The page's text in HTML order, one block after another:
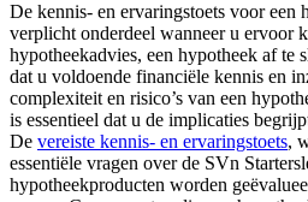
De kennis- en ervaringstoets voor een
verplicht onderdeel wanneer u ervoor
hypotheekadvies, een hypotheek af te
dat u voldoende financiële kennis en
complexiteit en risico’s van een
is essentieel dat u de implicaties
De vereiste kennis- en ervaringstoets,
essentiële vragen over de SVn
hypotheekproducten worden